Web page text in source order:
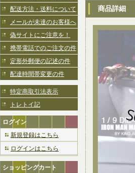
配送方法・送料について
メールが未達のお客様へ
偽サイトにご注意を！
携帯電話でのご注文の件
定形外郵便の記述の件
配達時間帯変更の件
特定商取引法表示
トレトイ記
ログイン
新規登録はこちら
ログインはこちら
ショッピングカート
商品詳細